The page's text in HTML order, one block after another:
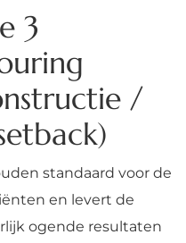
3
/
standaard voor de
en levert de
ogende resultaten